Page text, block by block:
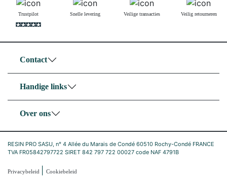
Trustpilot Snelle levering Veilige transacties Veilig retourneren
Contact
Handige links
Over ons
RESIN PRO SASU, n° 4 Allée du Marais de Condé 60510 Rochy-Condé FRANCE
TVA FR05842797722 SIRET 842 797 722 00027 code NAF 4791B
Privacybeleid Cookiebeleid